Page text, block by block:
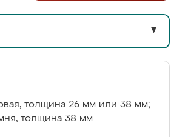
▼
толщина 26 мм или 38 мм;
толщина 38 мм